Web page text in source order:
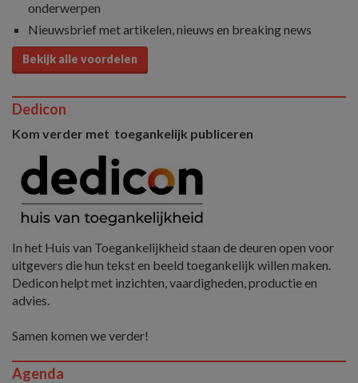
onderwerpen
Nieuwsbrief met artikelen, nieuws en breaking news
Bekijk alle voordelen
Dedicon
Kom verder met toegankelijk publiceren
In het Huis van Toegankelijkheid staan de deuren open voor
uitgevers die hun tekst en beeld toegankelijk willen maken.
Dedicon helpt met inzichten, vaardigheden, productie en
advies.
Samen komen we verder!
Agenda